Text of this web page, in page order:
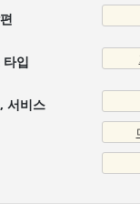
타입
서비스